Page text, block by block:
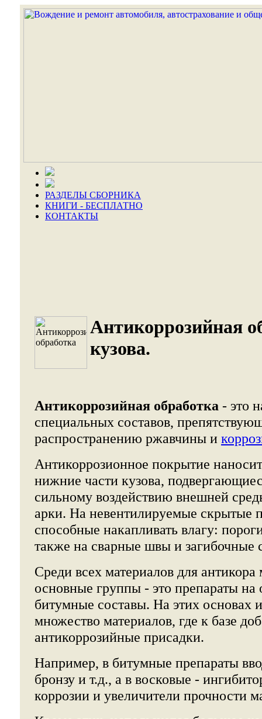
РАЗДЕЛЫ СБОРНИКА
КНИГИ - БЕСПЛАТНО
КОНТАКТЫ
Антикоррозийная
кузова.
Антикоррозийная обработка - это
специальных составов,
распространению ржавчины и
Антикоррозионное покрытие
нижние части кузова,
сильному воздействию внешней
арки. На невентилируемые скрытые
способные накапливать влагу:
также на сварные швы и загибочные
Среди всех материалов для
основные группы - это препараты на
битумные составы. На этих основах
множество материалов, где к базе
антикоррозийные присадки.
Например, в битумные препараты
бронзу и т.д., а в восковые -
коррозии и увеличители прочности